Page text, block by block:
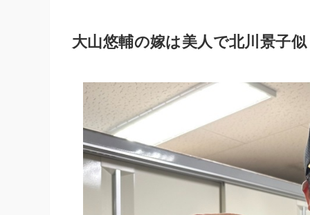
大山悠輔の嫁は美人で北川景子